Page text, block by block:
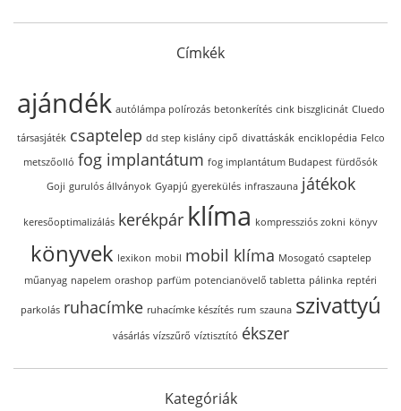
Címkék
ajándék autólámpa polírozás betonkerítés cink biszglicinát Cluedo
társasjáték csaptelep dd step kislány cipő divattáskák enciklopédia Felco
metszőolló fog implantátum fog implantátum Budapest fürdősók
Goji gurulós állványok Gyapjú gyerekülés infraszauna játékok
keresőoptimalizálás kerékpár klíma kompressziós zokni könyv
könyvek lexikon mobil mobil klíma Mosogató csaptelep
műanyag napelem orashop parfüm potencianövelő tabletta pálinka reptéri
parkolás ruhacímke ruhacímke készítés rum szauna szivattyú
vásárlás vízszűrő víztisztító ékszer
Kategóriák